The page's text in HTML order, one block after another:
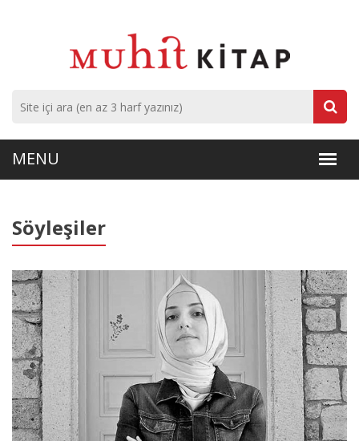
Söyleşiler